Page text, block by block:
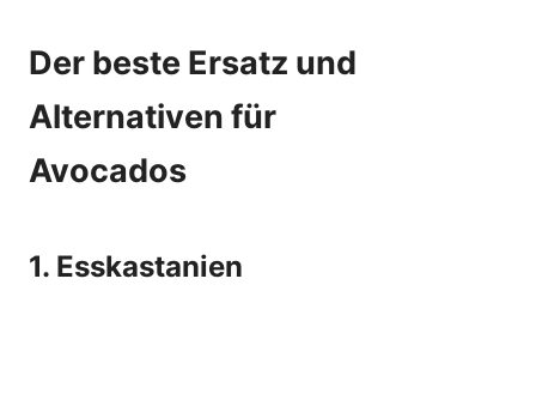
Der beste Ersatz und
Alternativen für
Avocados
1. Esskastanien